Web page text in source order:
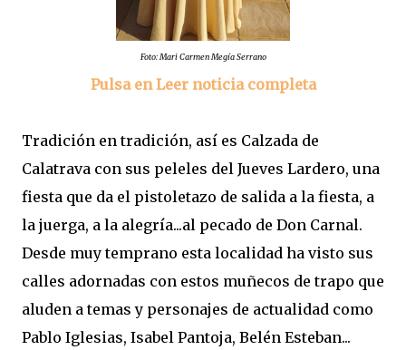
Foto: Mari Carmen Megía Serrano
Pulsa en Leer noticia completa
Tradición en tradición, así es Calzada de
Calatrava con sus peleles del Jueves Lardero, una
fiesta que da el pistoletazo de salida a la fiesta, a
la juerga, a la alegría...al pecado de Don Carnal.
Desde muy temprano esta localidad ha visto sus
calles adornadas con estos muñecos de trapo que
aluden a temas y personajes de actualidad como
Pablo Iglesias, Isabel Pantoja, Belén Esteban...